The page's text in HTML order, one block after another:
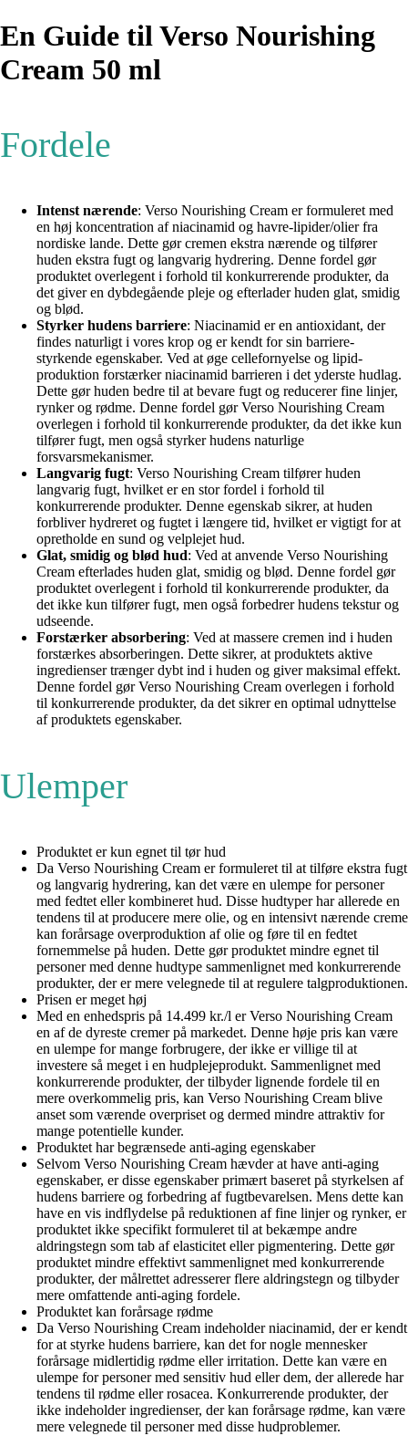
En Guide til Verso Nourishing
Cream 50 ml
Fordele
Intenst nærende: Verso Nourishing Cream er formuleret med
en høj koncentration af niacinamid og havre-lipider/olier fra
nordiske lande. Dette gør cremen ekstra nærende og tilfører
huden ekstra fugt og langvarig hydrering. Denne fordel gør
produktet overlegent i forhold til konkurrerende produkter, da
det giver en dybdegående pleje og efterlader huden glat, smidig
og blød.
Styrker hudens barriere: Niacinamid er en antioxidant, der
findes naturligt i vores krop og er kendt for sin barriere-
styrkende egenskaber. Ved at øge cellefornyelse og lipid-
produktion forstærker niacinamid barrieren i det yderste hudlag.
Dette gør huden bedre til at bevare fugt og reducerer fine linjer,
rynker og rødme. Denne fordel gør Verso Nourishing Cream
overlegen i forhold til konkurrerende produkter, da det ikke kun
tilfører fugt, men også styrker hudens naturlige
forsvarsmekanismer.
Langvarig fugt: Verso Nourishing Cream tilfører huden
langvarig fugt, hvilket er en stor fordel i forhold til
konkurrerende produkter. Denne egenskab sikrer, at huden
forbliver hydreret og fugtet i længere tid, hvilket er vigtigt for at
opretholde en sund og velplejet hud.
Glat, smidig og blød hud: Ved at anvende Verso Nourishing
Cream efterlades huden glat, smidig og blød. Denne fordel gør
produktet overlegent i forhold til konkurrerende produkter, da
det ikke kun tilfører fugt, men også forbedrer hudens tekstur og
udseende.
Forstærker absorbering: Ved at massere cremen ind i huden
forstærkes absorberingen. Dette sikrer, at produktets aktive
ingredienser trænger dybt ind i huden og giver maksimal effekt.
Denne fordel gør Verso Nourishing Cream overlegen i forhold
til konkurrerende produkter, da det sikrer en optimal udnyttelse
af produktets egenskaber.
Ulemper
Produktet er kun egnet til tør hud
Da Verso Nourishing Cream er formuleret til at tilføre ekstra fugt
og langvarig hydrering, kan det være en ulempe for personer
med fedtet eller kombineret hud. Disse hudtyper har allerede en
tendens til at producere mere olie, og en intensivt nærende creme
kan forårsage overproduktion af olie og føre til en fedtet
fornemmelse på huden. Dette gør produktet mindre egnet til
personer med denne hudtype sammenlignet med konkurrerende
produkter, der er mere velegnede til at regulere talgproduktionen.
Prisen er meget høj
Med en enhedspris på 14.499 kr./l er Verso Nourishing Cream
en af ​​de dyreste cremer på markedet. Denne høje pris kan være
en ulempe for mange forbrugere, der ikke er villige til at
investere så meget i en hudplejeprodukt. Sammenlignet med
konkurrerende produkter, der tilbyder lignende fordele til en
mere overkommelig pris, kan Verso Nourishing Cream blive
anset som værende overpriset og dermed mindre attraktiv for
mange potentielle kunder.
Produktet har begrænsede anti-aging egenskaber
Selvom Verso Nourishing Cream hævder at have anti-aging
egenskaber, er disse egenskaber primært baseret på styrkelsen af ​​
hudens barriere og forbedring af fugtbevarelsen. Mens dette kan
have en vis indflydelse på reduktionen af fine linjer og rynker, er
produktet ikke specifikt formuleret til at bekæmpe andre
aldringstegn som tab af elasticitet eller pigmentering. Dette gør
produktet mindre effektivt sammenlignet med konkurrerende
produkter, der målrettet adresserer flere aldringstegn og tilbyder
mere omfattende anti-aging fordele.
Produktet kan forårsage rødme
Da Verso Nourishing Cream indeholder niacinamid, der er kendt
for at styrke hudens barriere, kan det for nogle mennesker
forårsage midlertidig rødme eller irritation. Dette kan være en
ulempe for personer med sensitiv hud eller dem, der allerede har
tendens til rødme eller rosacea. Konkurrerende produkter, der
ikke indeholder ingredienser, der kan forårsage rødme, kan være
mere velegnede til personer med disse hudproblemer.